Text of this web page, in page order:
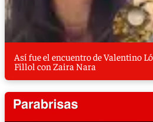
Así fue el encuentro de Valentino
Fillol con Zaira Nara